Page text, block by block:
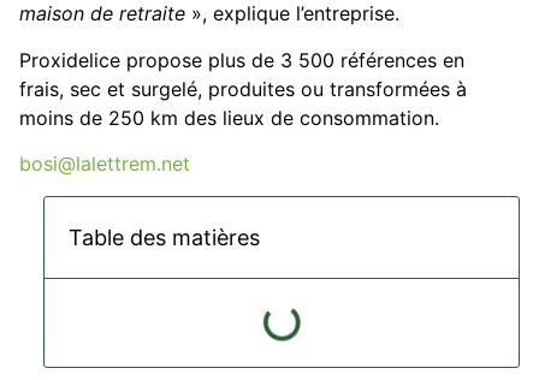
maison de retraite », explique l’entreprise.
Proxidelice propose plus de 3 500 références en
frais, sec et surgelé, produites ou transformées à
moins de 250 km des lieux de consommation.
bosi@lalettrem.net
Table des matières